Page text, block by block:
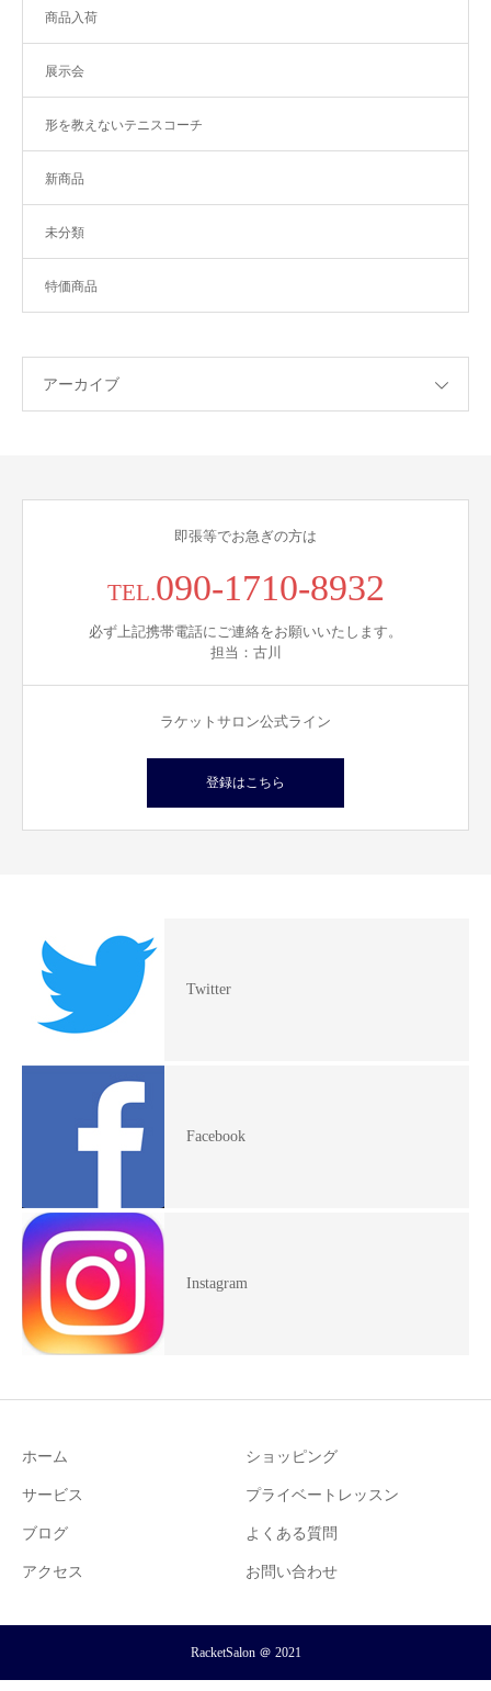
商品入荷
展示会
形を教えないテニスコーチ
新商品
未分類
特価商品
アーカイブ
即張等でお急ぎの方は
TEL.090-1710-8932
必ず上記携帯電話にご連絡をお願いいたします。
担当：古川
ラケットサロン公式ライン
登録はこちら
Twitter
Facebook
Instagram
ホーム ショッピング
サービス プライベートレッスン
ブログ よくある質問
アクセス お問い合わせ
RacketSalon ＠ 2021